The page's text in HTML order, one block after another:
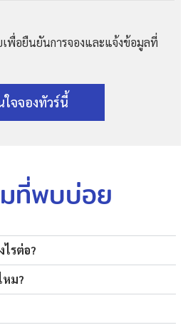
พื่อยืนยันการจองและแจ้งข้อมูลที่
ใจจองทัวร์นี้
ที่พบบ่อย
ไรต่อ?
หม?